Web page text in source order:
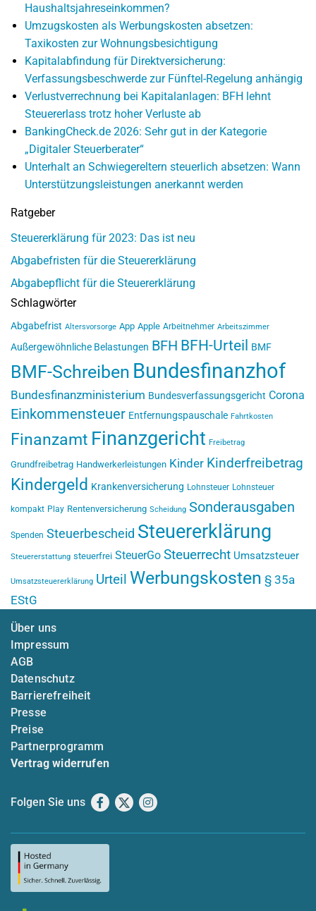
Haushaltsjahreseinkommen?
Umzugskosten als Werbungskosten absetzen:
Taxikosten zur Wohnungsbesichtigung
Kapitalabfindung für Direktversicherung:
Verfassungsbeschwerde zur Fünftel-Regelung anhängig
Verlustverrechnung bei Kapitalanlagen: BFH lehnt
Steuererlass trotz hoher Verluste ab
BankingCheck.de 2026: Sehr gut in der Kategorie
„Digitaler Steuerberater“
Unterhalt an Schwiegereltern steuerlich absetzen: Wann
Unterstützungsleistungen anerkannt werden
Ratgeber
Steuererklärung für 2023: Das ist neu
Abgabefristen für die Steuererklärung
Abgabepflicht für die Steuererklärung
Schlagwörter
Abgabefrist Altersvorsorge App Apple Arbeitnehmer Arbeitszimmer
Außergewöhnliche Belastungen BFH BFH-Urteil BMF
BMF-Schreiben Bundesfinanzhof
Bundesfinanzministerium Bundesverfassungsgericht Corona
Einkommensteuer Entfernungspauschale Fahrtkosten
Finanzamt Finanzgericht Freibetrag
Grundfreibetrag Handwerkerleistungen Kinder Kinderfreibetrag
Kindergeld Krankenversicherung Lohnsteuer Lohnsteuer
kompakt Play Rentenversicherung Scheidung Sonderausgaben
Spenden Steuerbescheid Steuererklärung
Steuererstattung steuerfrei SteuerGo Steuerrecht Umsatzsteuer
Umsatzsteuererklärung Urteil Werbungskosten § 35a
EStG
Über uns
Impressum
AGB
Datenschutz
Barrierefreiheit
Presse
Preise
Partnerprogramm
Vertrag widerrufen
Folgen Sie uns Facebook
X Instagram